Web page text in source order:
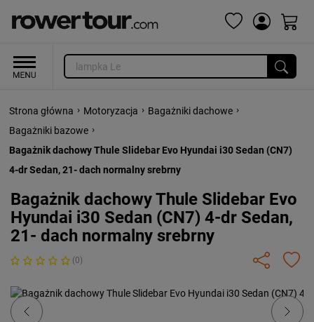
Strona główna › Motoryzacja › Bagażniki dachowe ›
Bagażniki bazowe ›
Bagażnik dachowy Thule Slidebar Evo Hyundai i30 Sedan (CN7)
4-dr Sedan, 21- dach normalny srebrny
Bagażnik dachowy Thule Slidebar Evo
Hyundai i30 Sedan (CN7) 4-dr Sedan,
21- dach normalny srebrny
(0)
Previous Next